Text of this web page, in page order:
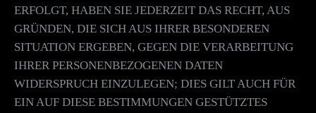
ERFOLGT, HABEN SIE JEDERZEIT DAS RECHT, AUS
GRÜNDEN, DIE SICH AUS IHRER BESONDEREN
SITUATION ERGEBEN, GEGEN DIE VERARBEITUNG
IHRER PERSONENBEZOGENEN DATEN
WIDERSPRUCH EINZULEGEN; DIES GILT AUCH FÜR
EIN AUF DIESE BESTIMMUNGEN GESTÜTZTES